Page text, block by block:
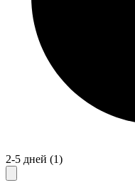
2-5 дней (1)